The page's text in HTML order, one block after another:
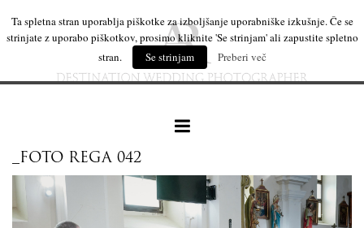
naše delo
_FOTO REGA 042
Ta spletna stran uporablja piškotke za izboljšanje uporabniške izkušnje. Če se
strinjate z uporabo piškotkov, prosimo kliknite 'Se strinjam' ali zapustite spletno
stran.
Se strinjam Preberi več